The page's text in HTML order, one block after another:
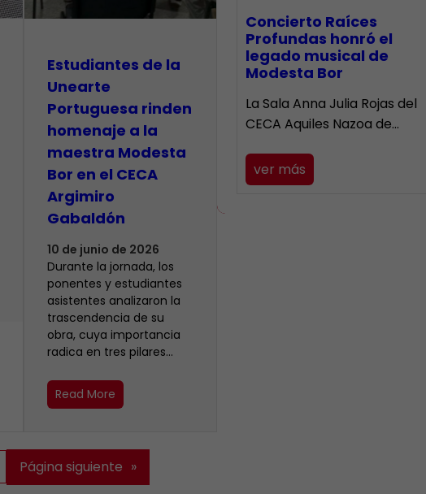
Estudiantes de la
Unearte
Portuguesa rinden
homenaje a la
maestra Modesta
Bor en el CECA
Argimiro
Gabaldón
10 de junio de 2026
Durante la jornada, los
ponentes y estudiantes
asistentes analizaron la
trascendencia de su
obra, cuya importancia
radica en tres pilares…
Read More
Página siguiente »
​Concierto Raíces
Profundas honró el
legado musical de
Modesta Bor
La Sala Anna Julia Rojas del
CECA Aquiles Nazoa de…
ver más